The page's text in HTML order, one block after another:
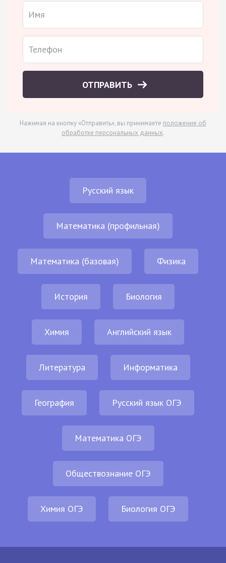
ОТПРАВИТЬ
Нажимая на кнопку «Отправить», вы принимаете положение об
обработке персональных данных.
Русский язык
Математика (профильная)
Математика (базовая) Физика
История Биология
Химия Английский язык
Литература Информатика
География Русский язык ОГЭ
Математика ОГЭ
Обществознание ОГЭ
Химия ОГЭ Биология ОГЭ